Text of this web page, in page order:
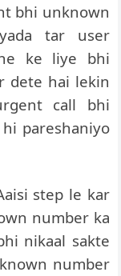
bhi unknown
tar user
ke liye bhi
dete hai lekin
call bhi
pareshaniyo
step le kar
number ka
nikaal sakte
number